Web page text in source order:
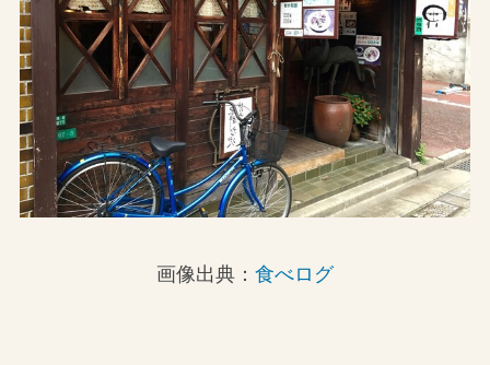
画像出典： 食べログ